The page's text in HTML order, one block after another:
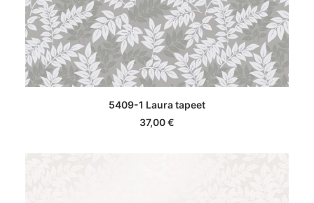
LISA KORVI
5409-1 Laura tapeet
37,00€